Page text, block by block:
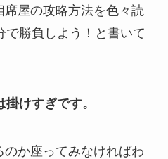
屋の攻略方法を色々読
で勝負しよう！と書いて
けすぎです。
のか座ってみなければわ